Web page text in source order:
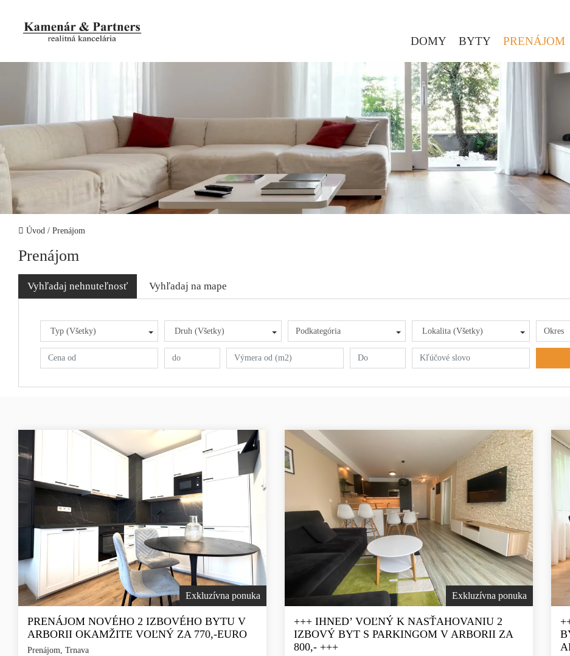
DOMY BYTY PRENÁJOM
Úvod / Prenájom
Prenájom
Vyhľadaj nehnuteľnosť Vyhľadaj na mape
Typ (Všetky) Druh (Všetky) Podkategória Lokalita (Všetky) Okres
Exkluzívna ponuka
PRENÁJOM NOVÉHO 2 IZBOVÉHO BYTU V
ARBORII OKAMŽITE VOĽNÝ ZA 770,-EURO
Prenájom, Trnava
Exkluzívna ponuka
+++ IHNED’ VOĽNÝ K NASŤAHOVANIU 2
IZBOVÝ BYT S PARKINGOM V ARBORII ZA
800,- +++